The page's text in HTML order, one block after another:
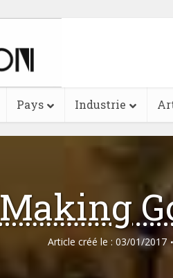
Pays Industrie
Making
Article créé le : 03/01/2017